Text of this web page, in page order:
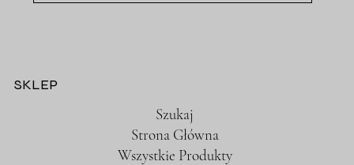
SKLEP
Szukaj
Strona Główna
Wszystkie Produkty